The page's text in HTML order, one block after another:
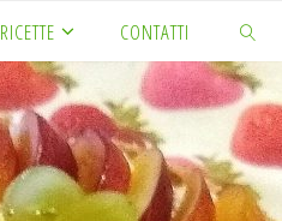
RICETTE CONTATTI
CERCA